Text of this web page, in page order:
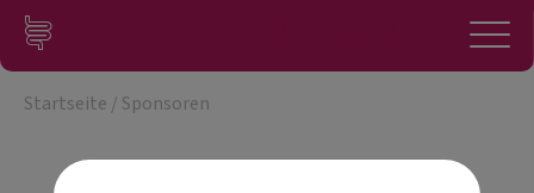
Zum Inhalt springen
Konto
Startseite / Sponsoren